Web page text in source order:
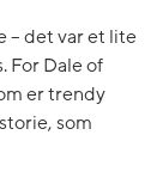
– det var et lite
For Dale of
er trendy
som